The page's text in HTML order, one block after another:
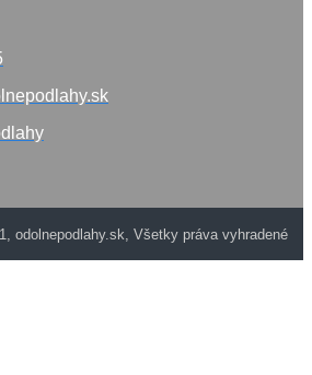
odolnepodlahy.sk, Všetky práva vyhradené